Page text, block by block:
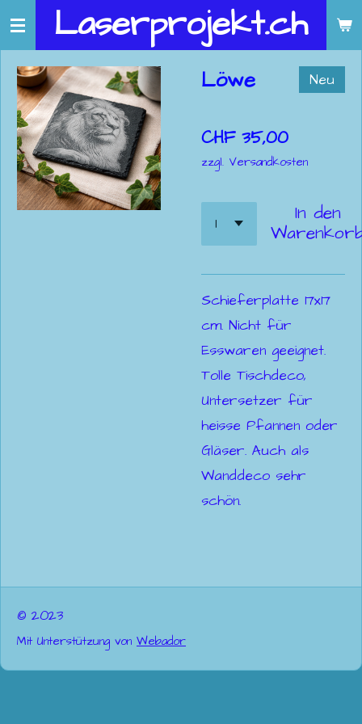
Zum
springen
Laserprojekt.ch
Löwe Neu
CHF 35,00
zzgl. Versandkosten
In den
Schieferplatte 17x17
cm. Nicht für
Esswaren geeignet.
Tolle Tischdeco,
Untersetzer für
heisse Pfannen oder
Gläser. Auch als
Wanddeco sehr
schön.
© 2023
Mit Unterstützung von Webador